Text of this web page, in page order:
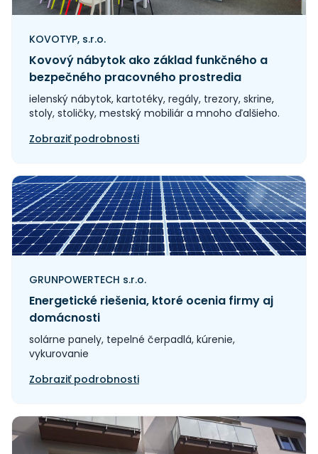
KOVOTYP, s.r.o.
Kovový nábytok ako základ funkčného a
bezpečného pracovného prostredia
ielenský nábytok, kartotéky, regály, trezory, skrine,
stoly, stoličky, mestský mobiliár a mnoho ďalšieho.
Zobraziť podrobnosti
GRUNPOWERTECH s.r.o.
Energetické riešenia, ktoré ocenia firmy aj
domácnosti
solárne panely, tepelné čerpadlá, kúrenie,
vykurovanie
Zobraziť podrobnosti